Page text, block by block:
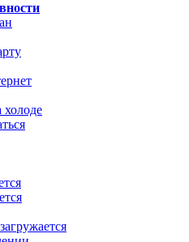
холоде